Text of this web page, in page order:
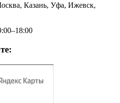
Казань, Уфа, Ижевск,